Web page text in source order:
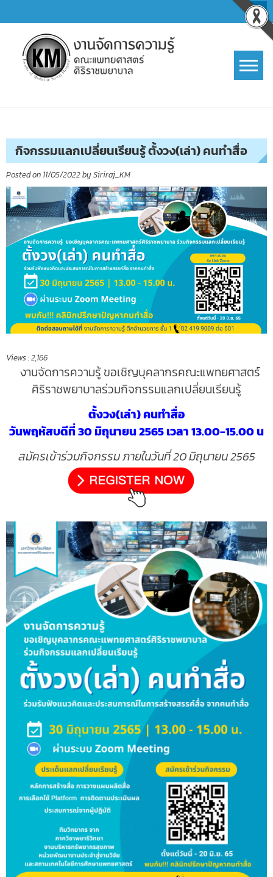
to
content
กิจกรรมแลกเปลี่ยนเรียนรู้ ตั้งวง(เล่า) คนทำสื่อ
Posted on 11/05/2022by Siriraj_KM
Views :2,166
งานจัดการความรู้ขอเชิญบุคลากรคณะแพทยศาสตร์
ศิริราชพยาบาลร่วมกิจกรรมแลกเปลี่ยนเรียนรู้
ตั้งวง(เล่า) คนทำสื่อ
วันพฤหัสบดีที่ 30 มิถุนายน 2565 เวลา 13.00-15.00 น
สมัครเข้าร่วมกิจกรรม ภายในวันที่ 20 มิถุนายน 2565